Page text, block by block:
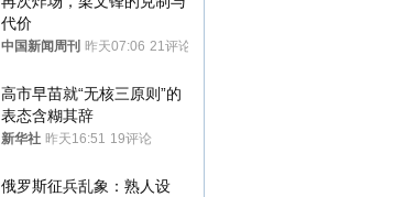
代价
中国新闻周刊 昨天07:06 21评论
高市早苗就“无核三原则”的
表态含糊其辞
新华社 昨天16:51 19评论
俄罗斯征兵乱象：熟人设